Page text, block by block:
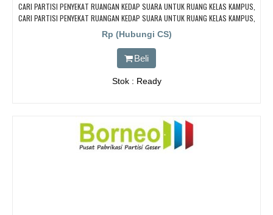
CARI PARTISI PENYEKAT RUANGAN KEDAP SUARA UNTUK RUANG KELAS KAMPUS,
CARI PARTISI PENYEKAT RUANGAN KEDAP SUARA UNTUK RUANG KELAS KAMPUS,
CARI PARTISI PENYEKAT RUANGAN KEDAP SUARA UNTUK RUANG KELAS KAMPUS,
CARI PARTISI PENYEKAT RUANGAN KEDAP SUARA UNTUK RUANG KELAS KAMPUS,
CARI PARTISI PENYEKAT RUANGAN KEDAP SUARA UNTUK RUANG KELAS KAMPUS
Rp (Hubungi CS)
Beli
Stok : Ready